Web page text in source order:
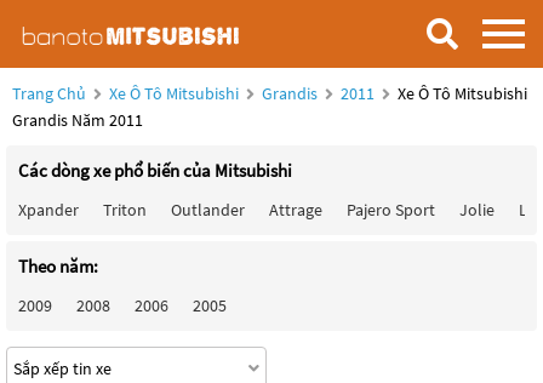
Trang Chủ Xe Ô Tô Mitsubishi Grandis 2011
Xe Ô Tô Mitsubishi
Grandis Năm 2011
Các dòng xe phổ biến của Mitsubishi
Xpander Triton Outlander Attrage Pajero Sport Jolie
Theo năm:
2009 2008 2006 2005